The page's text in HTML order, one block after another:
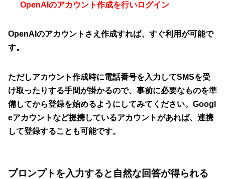
OpenAIのアカウント作成を行いログイン
OpenAIのアカウントさえ作成すれば、すぐ利用が可能で
す。
ただしアカウント作成時に電話番号を入力してSMSを受
け取ったりする手間が掛かるので、事前に必要なものを準
備してから登録を始めるようにしてみてください。Googl
eアカウントなど提携しているアカウントがあれば、連携
して登録することも可能です。
プロンプトを入力すると自然な回答が得られる